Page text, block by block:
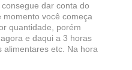
dar conta do
você começa
quantidade, porém
e daqui a 3 horas
alimentares etc. Na hora